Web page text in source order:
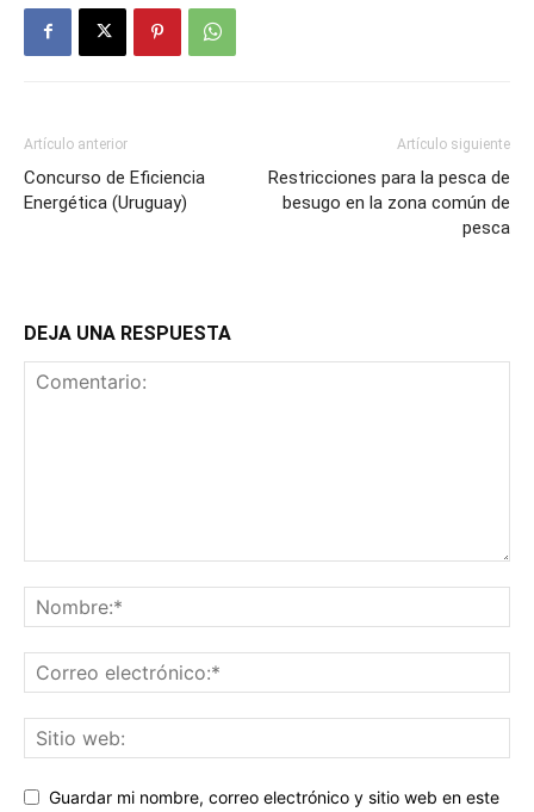
Artículo anterior
Concurso de Eficiencia
Energética (Uruguay)
Artículo siguiente
Restricciones para la pesca de
besugo en la zona común de
pesca
DEJA UNA RESPUESTA
Guardar mi nombre, correo electrónico y sitio web en este